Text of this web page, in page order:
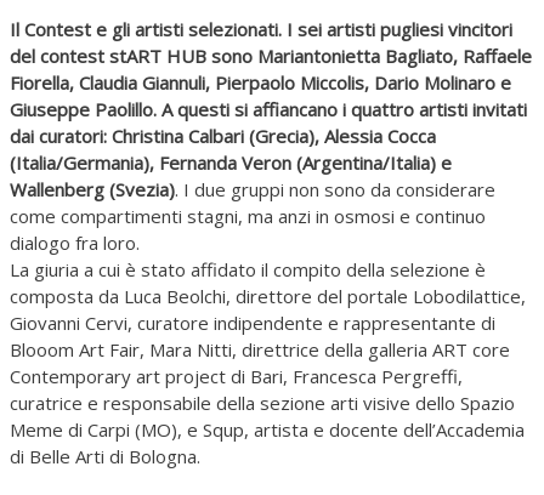
Il Contest e gli artisti selezionati. I sei artisti pugliesi vincitori
del contest stART HUB sono Mariantonietta Bagliato, Raffaele
Fiorella, Claudia Giannuli, Pierpaolo Miccolis, Dario Molinaro e
Giuseppe Paolillo. A questi si affiancano i quattro artisti invitati
dai curatori: Christina Calbari (Grecia), Alessia Cocca
(Italia/Germania), Fernanda Veron (Argentina/Italia) e
Wallenberg (Svezia). I due gruppi non sono da considerare
come compartimenti stagni, ma anzi in osmosi e continuo
dialogo fra loro.
La giuria a cui è stato affidato il compito della selezione è
composta da Luca Beolchi, direttore del portale Lobodilattice,
Giovanni Cervi, curatore indipendente e rappresentante di
Blooom Art Fair, Mara Nitti, direttrice della galleria ART core
Contemporary art project di Bari, Francesca Pergreffi,
curatrice e responsabile della sezione arti visive dello Spazio
Meme di Carpi (MO), e Squp, artista e docente dell’Accademia
di Belle Arti di Bologna.